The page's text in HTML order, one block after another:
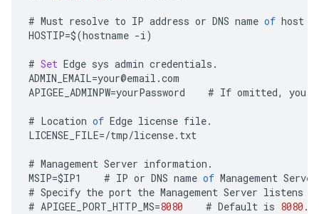
# Must resolve to IP address or DNS name of host
HOSTIP=$(hostname -i)
# Set Edge sys admin credentials .
ADMIN_EMAIL=your@email .com
APIGEE_ADMINPW=yourPassword # If omitted, you
# Location of Edge license file.
LICENSE_FILE=/tmp/license.txt
# Management Server information .
MSIP=$IP1 # IP or DNS name of Management Server
# Specify the port the Management Server listens
# APIGEE_PORT_HTTP_MS=8080 # Default is 8080.